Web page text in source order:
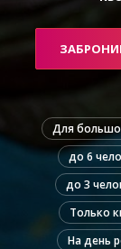
Для
до 6
до 3
Только
На день